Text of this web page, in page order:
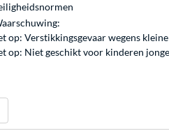
op: Verstikkingsgevaar wegens
op: Niet geschikt voor kinderen